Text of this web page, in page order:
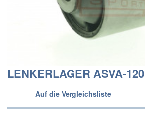
LENKERLAGER ASVA-
Auf die Vergleichsliste